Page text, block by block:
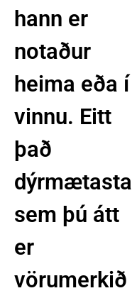
hann er
notaður
heima eða í
vinnu. Eitt
það
dýrmætasta
sem þú átt
er
vörumerkið